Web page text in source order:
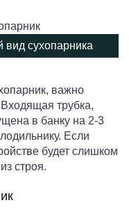
сухопарника
важно
трубка,
в банку на 2-3
Если
будет слишком
строя.